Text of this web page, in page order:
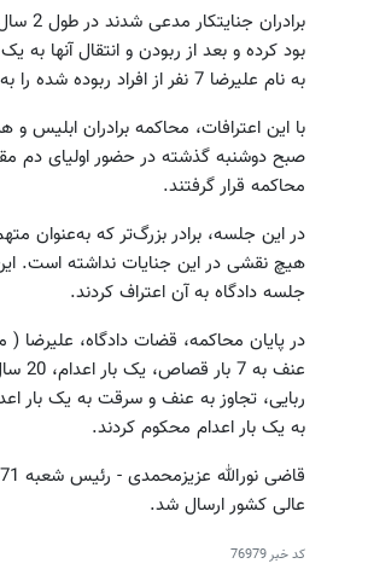
بود کرده و بعد از ربودن و انتقال آنها به
به نام علیرضا 7 نفر از افراد ربوده شده را به قتل رسانده و اجساد آنها را در کانال‌های آب اطراف ورامین رها کرده است.
صبح دوشنبه گذشته در حضور اولیای دم
محاکمه قرار گرفتند.
هیچ نقشی در این جنایات نداشته است.
جلسه دادگاه به آن اعتراف کردند.
به یک بار اعدام محکوم کردند.
عالی کشور ارسال شد.
کد خبر76979